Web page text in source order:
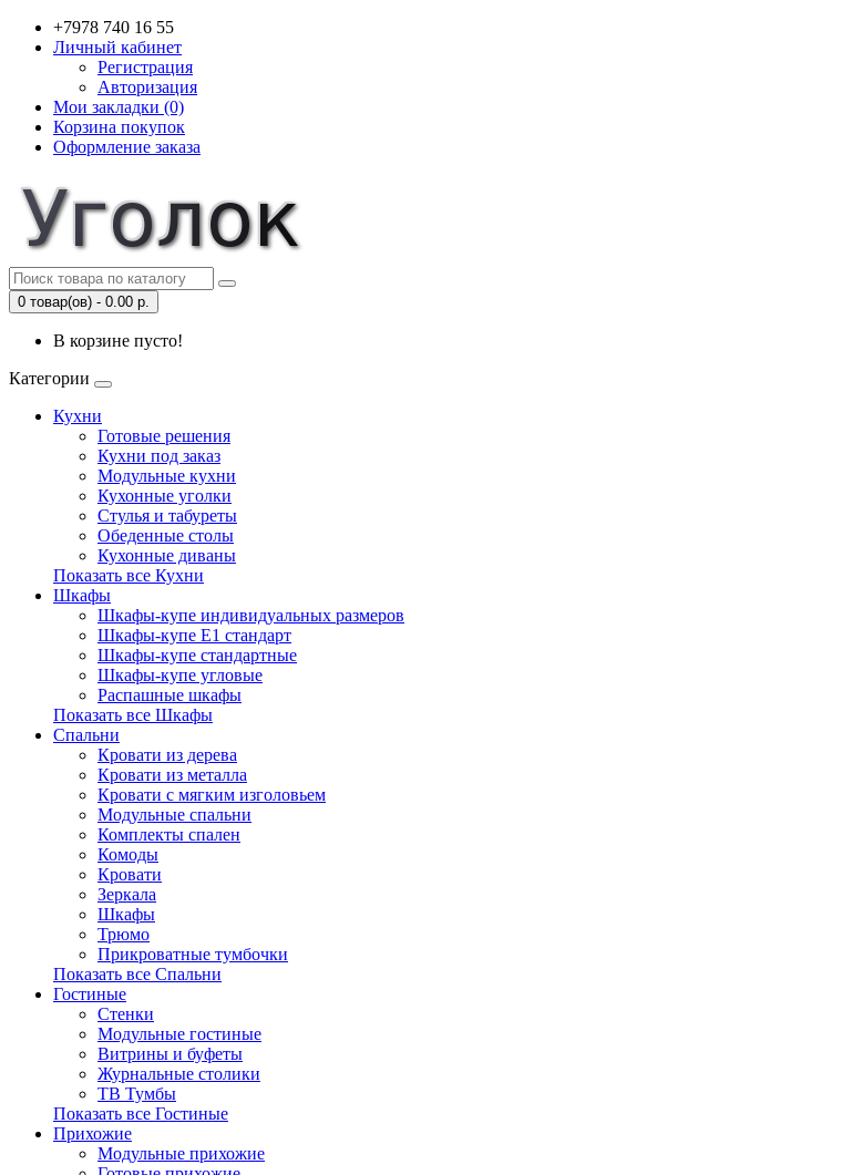
+7978 740 16 55
Личный кабинет
Регистрация
Авторизация
Мои закладки (0)
Корзина покупок
Оформление заказа
0 товар(ов) - 0.00 р.
В корзине пусто!
Категории
Кухни
Готовые решения
Кухни под заказ
Модульные кухни
Кухонные уголки
Стулья и табуреты
Обеденные столы
Кухонные диваны
Показать все Кухни
Шкафы
Шкафы-купе индивидуальных размеров
Шкафы-купе Е1 стандарт
Шкафы-купе стандартные
Шкафы-купе угловые
Распашные шкафы
Показать все Шкафы
Спальни
Кровати из дерева
Кровати из металла
Кровати с мягким изголовьем
Модульные спальни
Комплекты спален
Комоды
Кровати
Зеркала
Шкафы
Трюмо
Прикроватные тумбочки
Показать все Спальни
Гостиные
Стенки
Модульные гостиные
Витрины и буфеты
Журнальные столики
ТВ Тумбы
Показать все Гостиные
Прихожие
Модульные прихожие